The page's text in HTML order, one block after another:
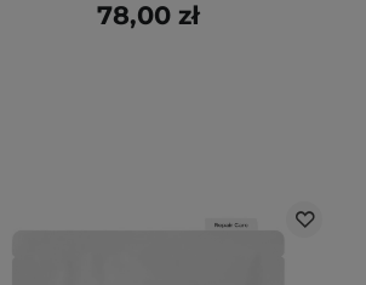
78,00 zł